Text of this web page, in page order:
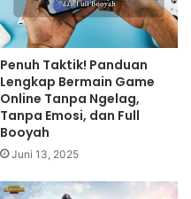
Penuh Taktik! Panduan
Lengkap Bermain Game
Online Tanpa Ngelag,
Tanpa Emosi, dan Full
Booyah
Juni 13, 2025